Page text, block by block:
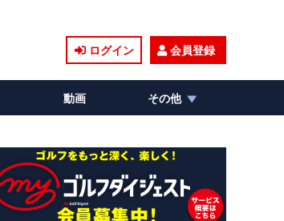
ログイン 会員登録
動画 その他